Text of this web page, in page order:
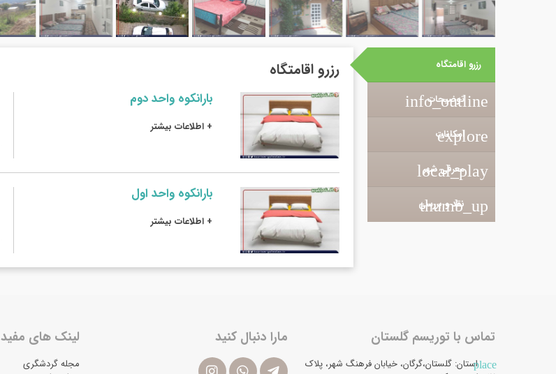
رزرو اقامتگاه
info_outline
توضیحات
explore
امکانات
local_play
معرفی شهر
thumb_up
نقد و بررسی
رزرو اقامتگاه
بارانکوه واحد دوم
+ اطلاعات بیشتر
بارانکوه واحد اول
+ اطلاعات بیشتر
تماس با توریسم گلستان
placeاستان: گلستان،گرگان، خیابان فرهنگ شهر، پلاک
مارا دنبال کنید لینک های مفید
مجله گردشگری